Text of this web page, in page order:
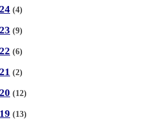
(4)
(9)
(6)
(2)
(12)
(13)